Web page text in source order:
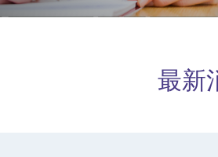
最新